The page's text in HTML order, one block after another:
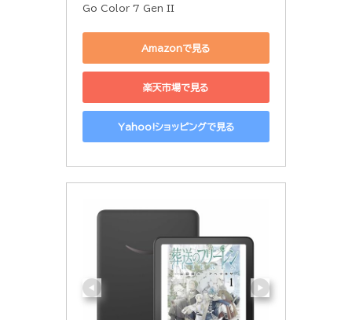
Go Color 7 Gen II
Amazonで見る
楽天市場で見る
Yahoo!ショッピングで見る